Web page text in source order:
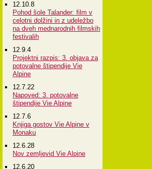
12.10.8
Pohod šole Talander: film v
celotni dolžini in z udeležbo
na dveh mednarodnih filmskih
festivalih
12.9.4
Projektni razpis: 3. objava za
potovalne štipendije Vie
Alpine
12.7.22
Napoved: 3. potovalne
štipendije Vie Alpine
12.7.6
Knjiga gostov Vie Alpine v
Monaku
12.6.28
Nov zemljevid Vie Alpine
12.6.20